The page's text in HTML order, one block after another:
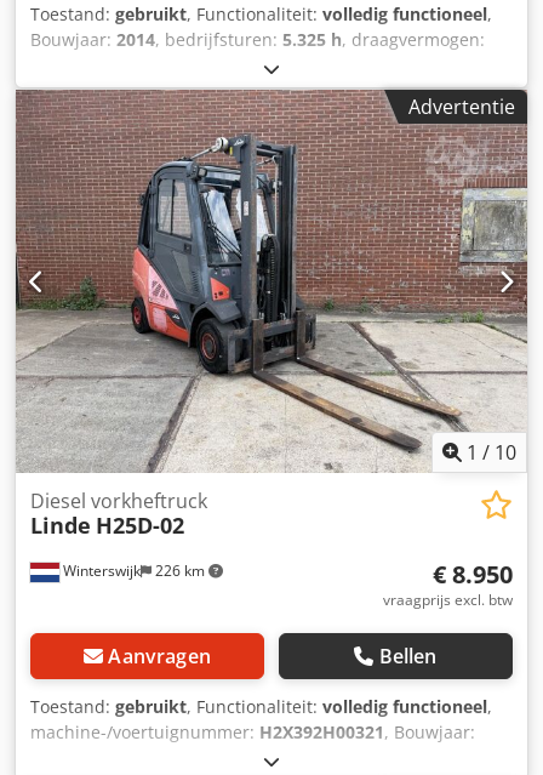
Toestand: gebruikt, Functionaliteit: volledig functioneel,
Bouwjaar: 2014, bedrijfsturen: 5.325 h, draagvermogen:
3.450 mm
brandstoftype:diesel, masttype:Simplex, bouwhoogte:
2.280 mm, aandrijftype:Diesel, Diesel vorkheftruck
Lastzwaartepunt: 500 Masttype: Standaard Staat: Klaar
voor gebruik en volledig functioneel Technische staat:
goed Voorbanden, type: Superelastisch Cjdpfoyv Snlsx
Aczorf Achterbanden, type: Superelastisch Zijschuiver, 3e
ventiel, achterste werklamp, voorste werklamp,
dakbescherming, voorruit, halfopen cabine, verwarming,
conform STVZO, knipperlicht, kunststof zitkussen, dubbel
pedaal
Advertentie
1 / 10
Winterswijk 226 km
Diesel vorkheftruck
Linde H25D-02
€ 8.950
vraagprijs excl. btw
Aanvragen Bellen
Toestand: gebruikt, Functionaliteit: volledig functioneel,
machine-/voertuignummer: H2X392H00321, Bouwjaar:
, draagvermogen: